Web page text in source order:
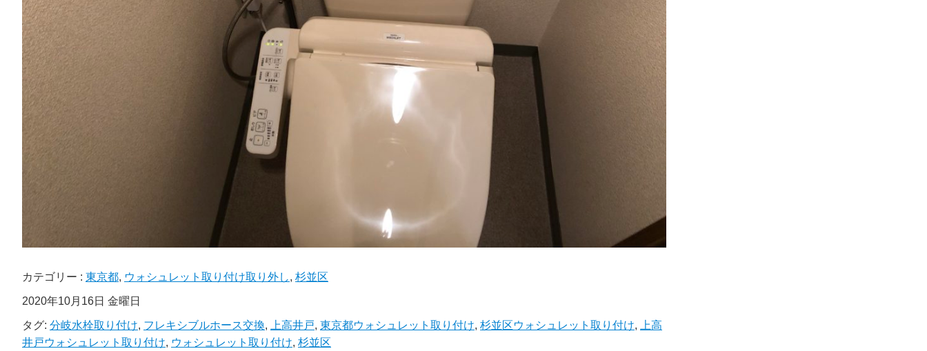
カテゴリー : 東京都, ウォシュレット取り付け取り外し, 杉並区
2020年10月16日 金曜日
タグ: 分岐水栓取り付け, フレキシブルホース交換, 上高井戸, 東京都ウォシュレット取り付け, 杉並区ウォシュレット取り付け,
上高
井戸ウォシュレット取り付け, ウォシュレット取り付け, 杉並区